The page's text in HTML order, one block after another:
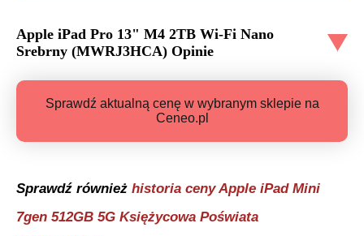
Apple iPad Pro 13" M4 2TB Wi-Fi Nano
Srebrny (MWRJ3HCA) Opinie
Sprawdź aktualną cenę w wybranym sklepie na
Ceneo.pl
Sprawdź również historia cenyApple iPad Mini
7gen 512GB 5G Księżycowa Poświata